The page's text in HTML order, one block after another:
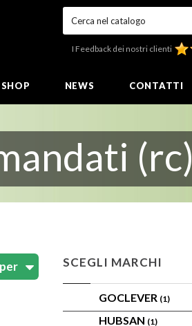
Cerca nel catalogo
I Feedback dei nostri clienti
NEWS CONTATTI
(rc)
SCEGLI MARCHI
GOCLEVER (1)
HUBSAN (1)